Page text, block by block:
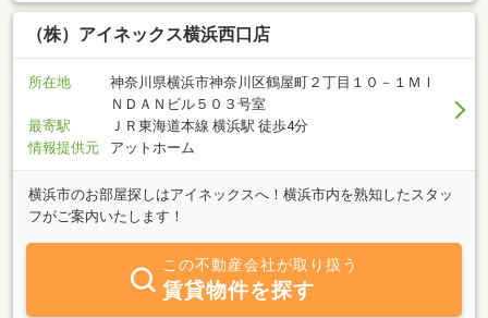
場合があります。弊社では、空き家の定期的な巡回および清掃も行
っております。空き家の活用、売買や法律の相談など状況に合わせ
介、大規模修繕工事までワンストップで提供■オススメ情報ご入居
者様へのサービス向上として、ＥＶ充電器の設置を検討してみませ
んか？多様化する入居者ニーズに対応するため、ＥＶ充電器、蓄電
池、太陽光パネルの設置などをご提案しております。
（株）アイネックス横浜西口店
所在地
神奈川県横浜市神奈川区鶴屋町２丁目１０－１ＭＩ
ＮＤＡＮビル５０３号室
最寄駅
ＪＲ東海道本線 横浜駅 徒歩4分
情報提供元
アットホーム
横浜市のお部屋探しはアイネックスへ！横浜市内を熟知したスタッ
フがご案内いたします！
この不動産会社が取り扱う
賃貸物件を探す